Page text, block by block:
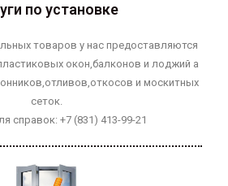
по установке
товаров у нас предоставляются
окон,балконов и лоджий а
и москитных
сеток.
справок: +7 (831) 413-99-21